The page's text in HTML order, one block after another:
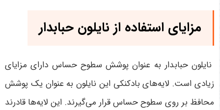
مزایای استفاده از نایلون حبابدار
نایلون حبابدار به عنوان پوشش سطوح حساس دارای مزایای
زیادی است. لایه‌های بادکنکی این نایلون به عنوان یک پوشش
محافظ بر روی سطوح حساس قرار می‌گیرند. این لایه‌ها قادرند